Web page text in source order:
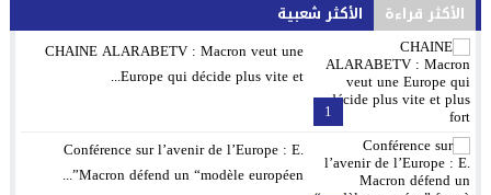
الأكثر قراءة الأكثر شعبية
1
CHAINE ALARABETV : Macron veut une
Europe qui décide plus vite et...
Conférence sur l’avenir de l’Europe : E.
Macron défend un “modèle européen”...